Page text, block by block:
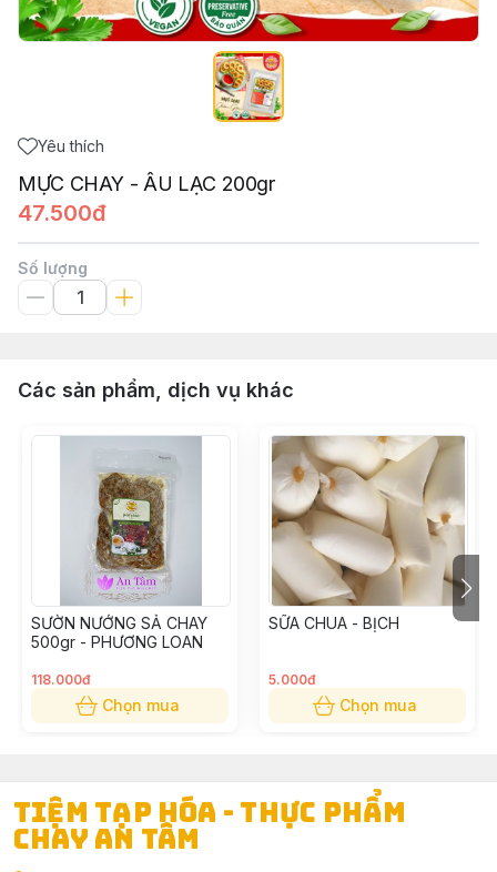
Yêu thích
MỰC CHAY - ÂU LẠC 200gr
47.500đ
Số lượng
Các sản phẩm, dịch vụ khác
SƯỜN NƯỚNG SẢ CHAY
500gr - PHƯƠNG LOAN
118.000đ
Chọn mua
SỮA CHUA - BỊCH
5.000đ
Chọn mua
TIỆM TẠP HÓA - THỰC PHẨM
CHAY AN TÂM